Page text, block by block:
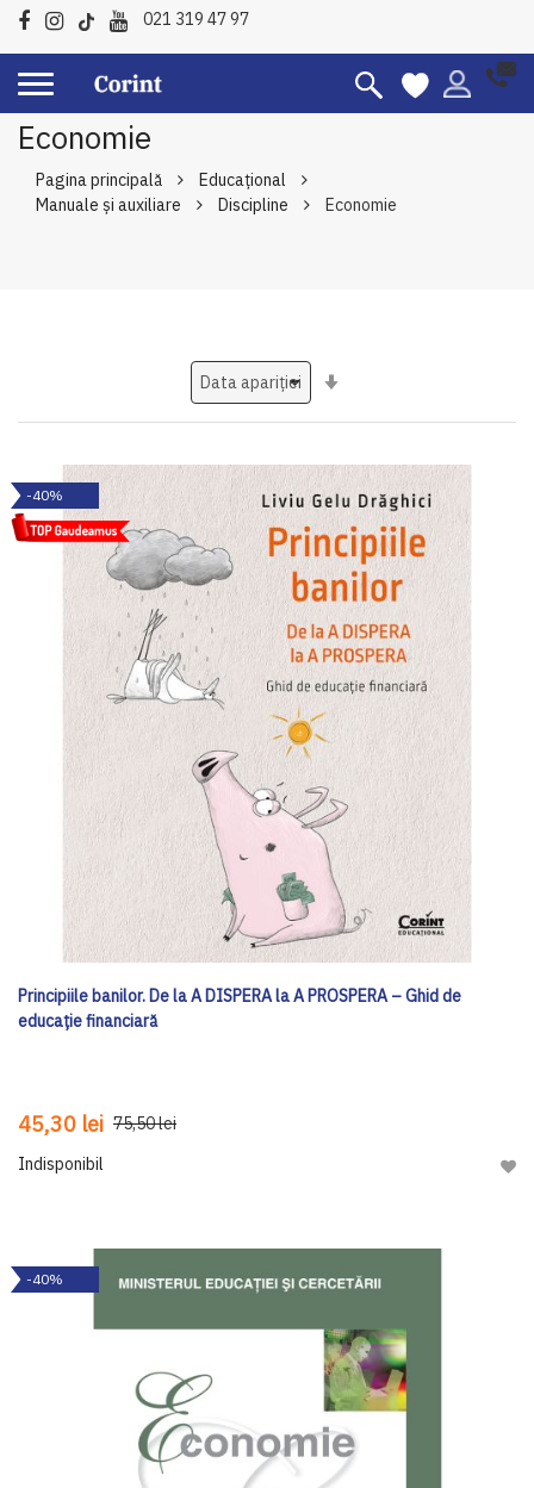
021 319 47 97
Economie
Pagina principală
Educațional
Manuale şi auxiliare
Discipline Economie
-40%
Principiile banilor. De la A DISPERA la A PROSPERA – Ghid de
educație financiară
45,30 lei 75,50 lei
Indisponibil
-40%